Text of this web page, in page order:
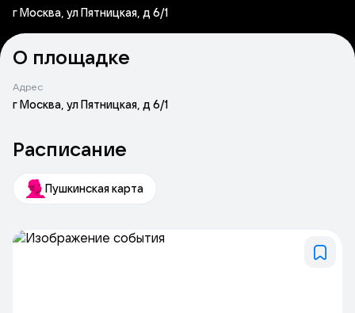
г Москва, ул Пятницкая, д 6/1
О площадке
Адрес
г Москва, ул Пятницкая, д 6/1
Расписание
Пушкинская карта